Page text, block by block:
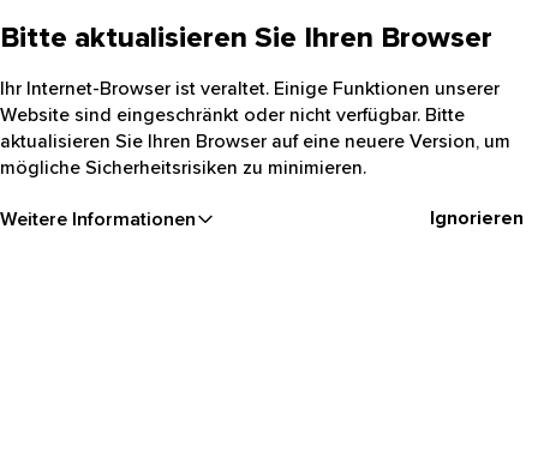
Bitte aktualisieren Sie Ihren Browser
Ihr Internet-Browser ist veraltet. Einige Funktionen unserer
Website sind eingeschränkt oder nicht verfügbar. Bitte
aktualisieren Sie Ihren Browser auf eine neuere Version, um
mögliche Sicherheitsrisiken zu minimieren.
Weitere Informationen Ignorieren